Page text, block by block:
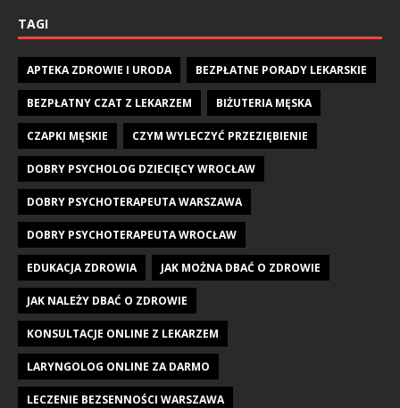
TAGI
APTEKA ZDROWIE I URODA BEZPŁATNE PORADY LEKARSKIE
BEZPŁATNY CZAT Z LEKARZEM BIŻUTERIA MĘSKA
CZAPKI MĘSKIE CZYM WYLECZYĆ PRZEZIĘBIENIE
DOBRY PSYCHOLOG DZIECIĘCY WROCŁAW
DOBRY PSYCHOTERAPEUTA WARSZAWA
DOBRY PSYCHOTERAPEUTA WROCŁAW
EDUKACJA ZDROWIA JAK MOŻNA DBAĆ O ZDROWIE
JAK NALEŻY DBAĆ O ZDROWIE
KONSULTACJE ONLINE Z LEKARZEM
LARYNGOLOG ONLINE ZA DARMO
LECZENIE BEZSENNOŚCI WARSZAWA